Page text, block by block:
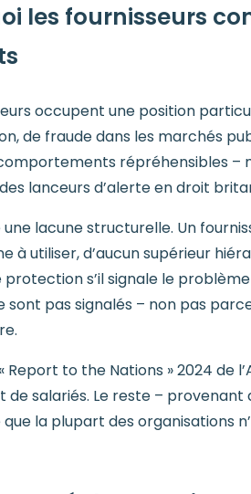
les fournisseurs
occupent une position
de fraude dans les marchés
répréhensibles –
lanceurs d’alerte en droit
lacune structurelle. Un
à utiliser, d’aucun supérieur
protection s’il signale le
pas signalés – non pas
Report to the Nations » 2024 de
de salariés. Le reste –
la plupart des organisations